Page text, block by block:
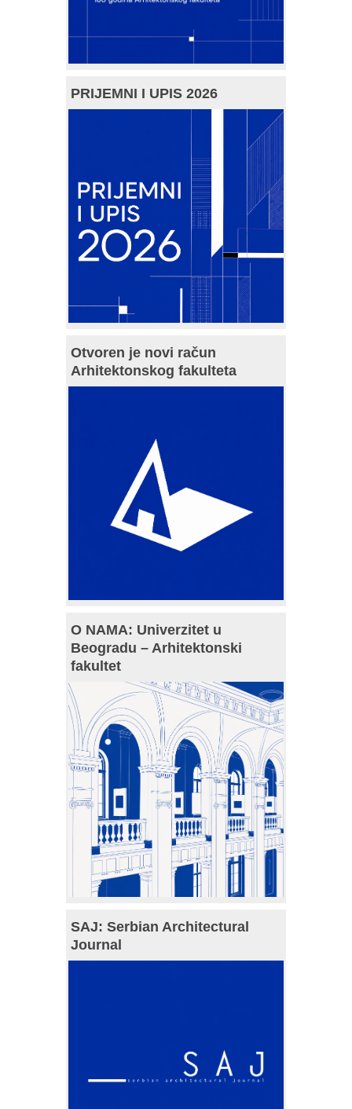
PRIJEMNI I UPIS 2026
Otvoren je novi račun
Arhitektonskog fakulteta
O NAMA: Univerzitet u
Beogradu – Arhitektonski
fakultet
SAJ: Serbian Architectural
Journal